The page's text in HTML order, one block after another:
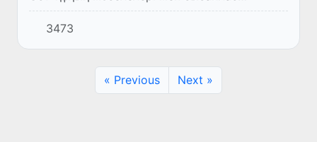
жемқорлыққа қарсы күрес комитетінің
мәжілісі өтті.
3473
« Previous Next »